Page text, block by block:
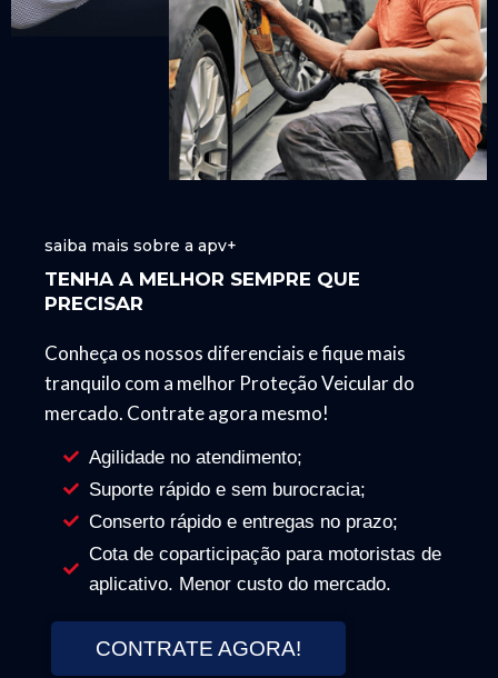
saiba mais sobre a apv+
TENHA A MELHOR SEMPRE QUE
PRECISAR
Conheça os nossos diferenciais e fique mais
tranquilo com a melhor Proteção Veicular do
mercado. Contrate agora mesmo!
Agilidade no atendimento;
Suporte rápido e sem burocracia;
Conserto rápido e entregas no prazo;
Cota de coparticipação para motoristas de
aplicativo. Menor custo do mercado.
CONTRATE AGORA!